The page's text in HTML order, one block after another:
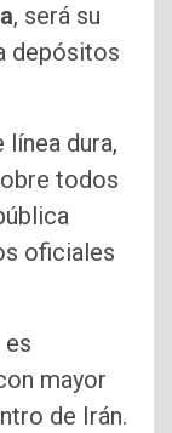
, será su
depósitos
dura,
todos
oficiales
es
mayor
de Irán.